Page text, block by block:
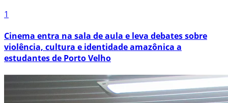
1
Cinema entra na sala de aula e leva debates sobre
violência, cultura e identidade amazônica a
estudantes de Porto Velho